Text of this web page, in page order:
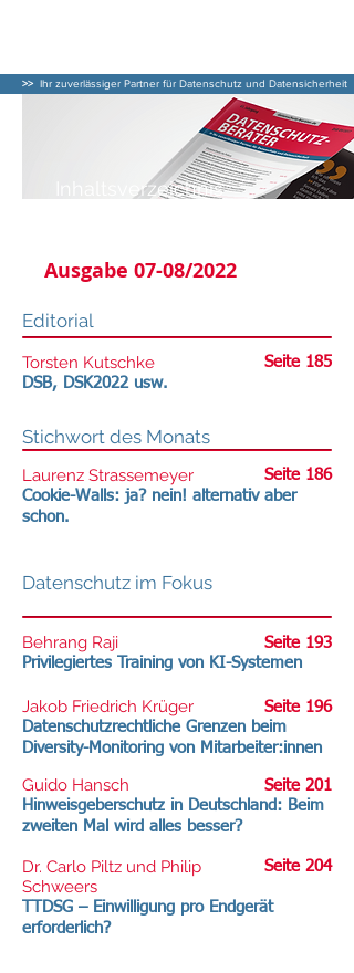
>> Ihr zuverlässiger Partner für Datenschutz und Datensicherheit
Inhaltsverzeichnis
Ausgabe 07-08/2022
Editorial
Torsten Kutschke
Seite 185
DSB, DSK2022 usw.
Stichwort des Monats
Laurenz Strassemeyer
Seite 186
Cookie-Walls: ja? nein! alternativ aber
schon.
Datenschutz im Fokus
Behrang Raji
Privilegiertes Training von KI-Systemen
Seite 193
Jakob Friedrich Krüger
Seite 196
Datenschutzrechtliche Grenzen beim
Diversity-Monitoring von Mitarbeiter:innen
Seite 201
Guido Hansch
Hinweisgeberschutz in Deutschland: Beim
zweiten Mal wird alles besser?
Dr. Carlo Piltz und Philip
Schweers
Seite 204
TTDSG – Einwilligung pro Endgerät
erforderlich?